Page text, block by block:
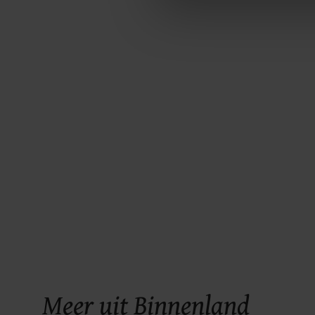
Meer uit Binnenland